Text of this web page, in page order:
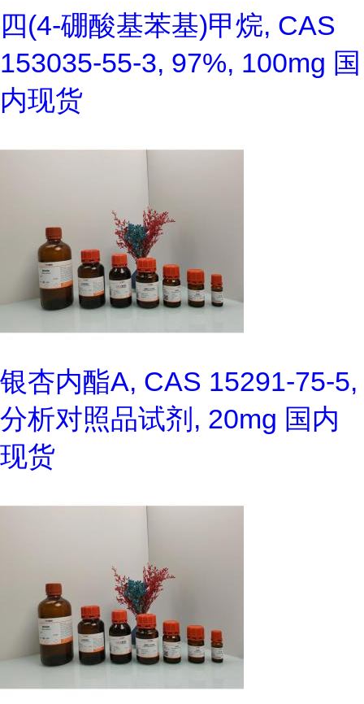
四(4-硼酸基苯基)甲烷, CAS
153035-55-3, 97%, 100mg 国
内现货
银杏内酯A, CAS 15291-75-5,
分析对照品试剂, 20mg 国内
现货